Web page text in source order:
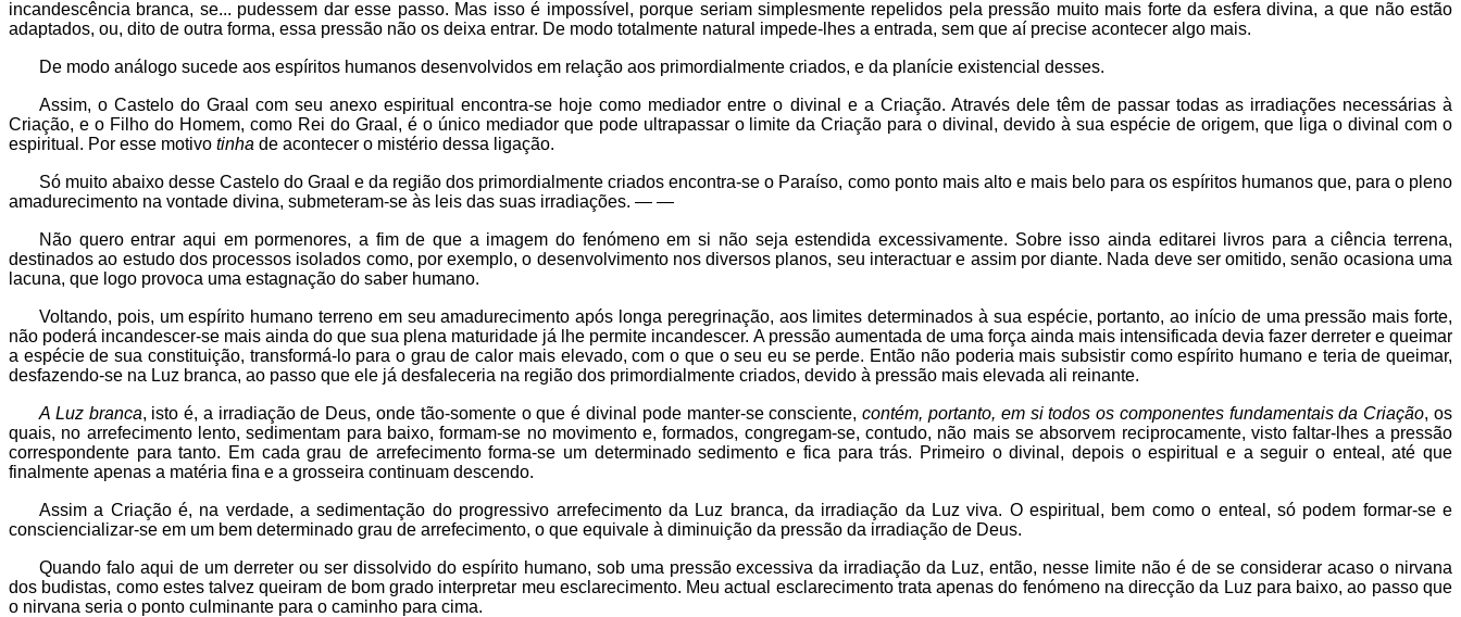
incandescência branca, se... pudessem dar esse passo. Mas isso é impossível, porque seriam simplesmente repelidos pela pressão muito mais forte da esfera divina, a que não estão
adaptados, ou, dito de outra forma, essa pressão não os deixa entrar. De modo totalmente natural impede-lhes a entrada, sem que aí precise acontecer algo mais.
De modo análogo sucede aos espíritos humanos desenvolvidos em relação aos primordialmente criados, e da planície existencial desses.
Assim, o Castelo do Graal com seu anexo espiritual encontra-se hoje como mediador entre o divinal e a Criação. Através dele têm de passar todas as irradiações necessárias à
Criação, e o Filho do Homem, como Rei do Graal, é o único mediador que pode ultrapassar o limite da Criação para o divinal, devido à sua espécie de origem, que liga o divinal com o
espiritual. Por esse motivo tinha de acontecer o mistério dessa ligação.
Só muito abaixo desse Castelo do Graal e da região dos primordialmente criados encontra-se o Paraíso, como ponto mais alto e mais belo para os espíritos humanos que, para o pleno
amadurecimento na vontade divina, submeteram-se às leis das suas irradiações. — —
Não quero entrar aqui em pormenores, a fim de que a imagem do fenómeno em si não seja estendida excessivamente. Sobre isso ainda editarei livros para a ciência terrena,
destinados ao estudo dos processos isolados como, por exemplo, o desenvolvimento nos diversos planos, seu interactuar e assim por diante. Nada deve ser omitido, senão ocasiona uma
lacuna, que logo provoca uma estagnação do saber humano.
Voltando, pois, um espírito humano terreno em seu amadurecimento após longa peregrinação, aos limites determinados à sua espécie, portanto, ao início de uma pressão mais forte,
não poderá incandescer-se mais ainda do que sua plena maturidade já lhe permite incandescer. A pressão aumentada de uma força ainda mais intensificada devia fazer derreter e queimar
a espécie de sua constituição, transformá-lo para o grau de calor mais elevado, com o que o seu eu se perde. Então não poderia mais subsistir como espírito humano e teria de queimar,
desfazendo-se na Luz branca, ao passo que ele já desfaleceria na região dos primordialmente criados, devido à pressão mais elevada ali reinante.
A Luz branca, isto é, a irradiação de Deus, onde tão-somente o que é divinal pode manter-se consciente,contém, portanto, em si todos os componentes fundamentais da Criação, os
quais, no arrefecimento lento, sedimentam para baixo, formam-se no movimento e, formados, congregam-se, contudo, não mais se absorvem reciprocamente, visto faltar-lhes a pressão
correspondente para tanto. Em cada grau de arrefecimento forma-se um determinado sedimento e fica para trás. Primeiro o divinal, depois o espiritual e a seguir o enteal, até que
finalmente apenas a matéria fina e a grosseira continuam descendo.
Assim a Criação é, na verdade, a sedimentação do progressivo arrefecimento da Luz branca, da irradiação da Luz viva. O espiritual, bem como o enteal, só podem formar-se e
consciencializar-se em um bem determinado grau de arrefecimento, o que equivale à diminuição da pressão da irradiação de Deus.
Quando falo aqui de um derreter ou ser dissolvido do espírito humano, sob uma pressão excessiva da irradiação da Luz, então, nesse limite não é de se considerar acaso o nirvana
dos budistas, como estes talvez queiram de bom grado interpretar meu esclarecimento. Meu actual esclarecimento trata apenas do fenómeno na direcção da Luz para baixo, ao passo que
o nirvana seria o ponto culminante para o caminho para cima.